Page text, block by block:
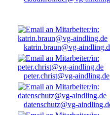
katrin.braun@vg-
peter.christ@vg-aindling.de
datenschutz@vg-